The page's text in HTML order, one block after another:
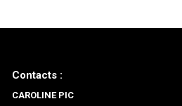
Contacts :
CAROLINE PIC